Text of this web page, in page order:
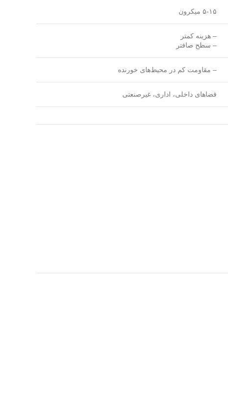
۵-۱۵ میکرون
– هزینه کمتر
– سطح صافتر
– مقاومت کم در محیط‌های خورنده
فضاهای داخلی، اداری، غیرصنعتی